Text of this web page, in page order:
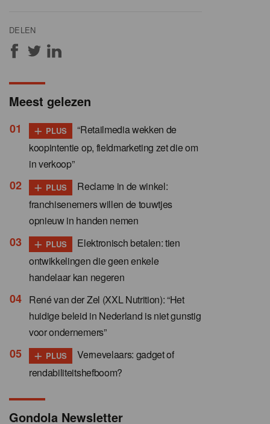
DELEN
Meest gelezen
+ PLUS
“Retailmedia wekken de
koopintentie op, fieldmarketing zet die om
in verkoop”
+ PLUS
Reclame in de winkel:
franchisenemers willen de touwtjes
opnieuw in handen nemen
+ PLUS
Elektronisch betalen: tien
ontwikkelingen die geen enkele
handelaar kan negeren
René van der Zel (XXL Nutrition): “Het
huidige beleid in Nederland is niet gunstig
voor ondernemers”
+ PLUS
Vernevelaars: gadget of
rendabiliteitshefboom?
Gondola Newsletter